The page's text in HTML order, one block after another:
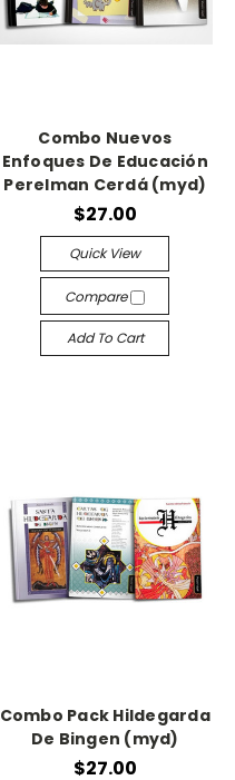
Combo Nuevos
Enfoques De Educación
Perelman Cerdá (myd)
$27.00
Quick View
Compare
Add To Cart
Combo Pack Hildegarda
De Bingen (myd)
$27.00